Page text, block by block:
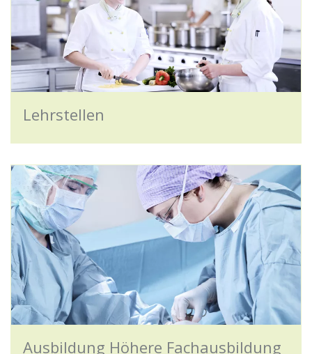
Lehrstellen
Ausbildung Höhere Fachausbildung